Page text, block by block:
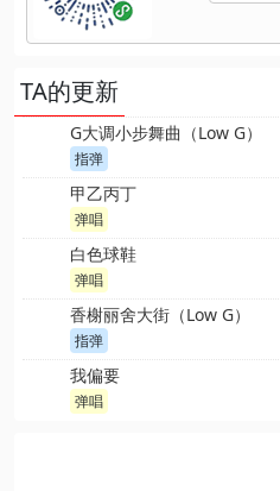
TA的更新
G大调小步舞曲（Low G）
指弹
甲乙丙丁
弹唱
白色球鞋
弹唱
香榭丽舍大街（Low G）
指弹
我偏要
弹唱